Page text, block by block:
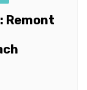
Remont